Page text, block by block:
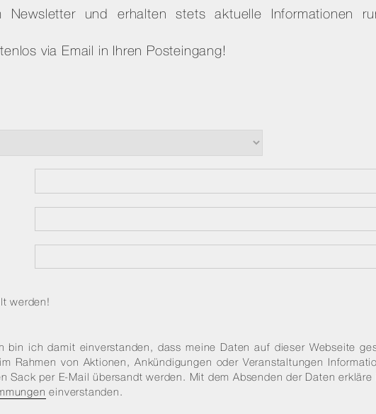
Newsletter und erhalten stets aktuelle Informationen
via Email in Ihren Posteingang!
werden!
bin ich damit einverstanden, dass meine Daten auf dieser Webseite
Rahmen von Aktionen, Ankündigungen oder Veranstaltungen
Sack per E-Mail übersandt werden. Mit dem Absenden der Daten erkläre
einverstanden.